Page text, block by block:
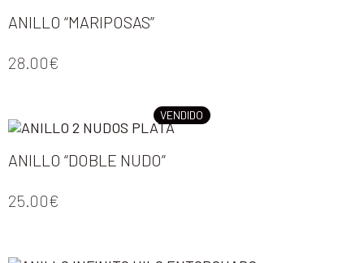
ANILLO “MARIPOSAS”
28.00€
VENDIDO
ANILLO “DOBLE NUDO”
25.00€